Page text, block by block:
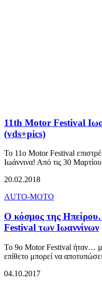
11th Motor Festival
(vds+pics)
To 11o Motor Festival
Ιωάννινα! Από τις 30
20.02.2018
AUTO-MOTO
Ο κόσμος της
Festival των Ιωαννίνων
Το 9o Motor Festival ήταν…
επίθετο μπορεί να
04.10.2017